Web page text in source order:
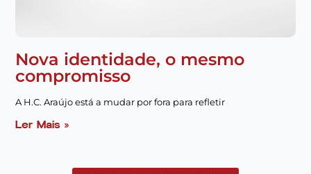
Nova identidade, o mesmo
compromisso
A H.C. Araújo está a mudar por fora para refletir
Ler Mais »